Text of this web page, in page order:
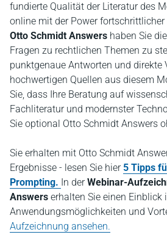
fundierte Qualität der Literatur des
online mit der Power
Otto Schmidt Answers haben Sie
Fragen zu rechtlichen Themen zu
punktgenaue Antworten und direkte
hochwertigen Quellen aus diesem
Sie, dass Ihre Beratung auf
Fachliteratur und modernster
Sie optional Otto Schmidt Answers
Sie erhalten mit Otto Schmidt
Ergebnisse - lesen Sie hier 5 Tipps
Prompting. In derWebinar-
Answers erhalten Sie einen Einblick
Anwendungsmöglichkeiten und
Aufzeichnung ansehen.